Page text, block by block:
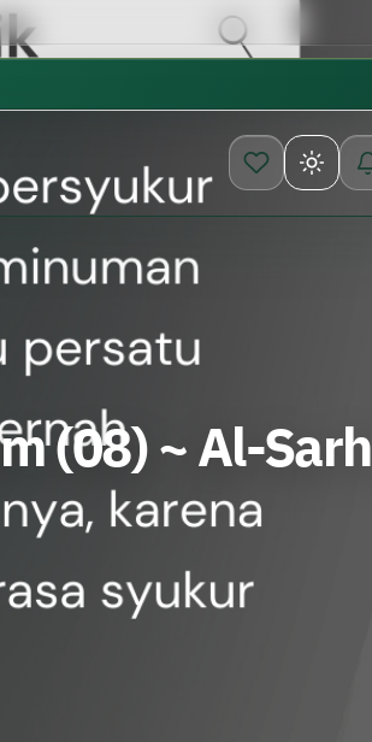
كتب الشيخ هيثم سرحان حفظه الله متوفرة مجانًا في المسجد
(08) ~ Al-